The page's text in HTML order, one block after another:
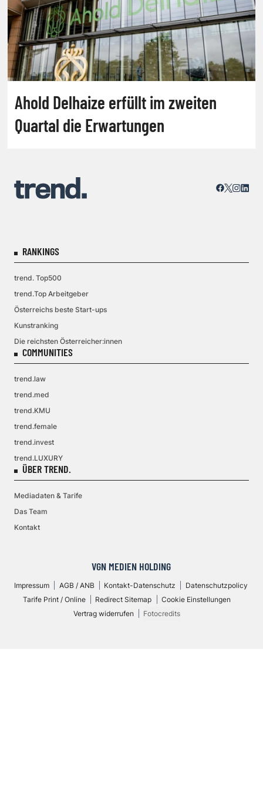
Ahold Delhaize erfüllt im zweiten
Quartal die Erwartungen
RANKINGS
trend. Top500
trend.Top Arbeitgeber
Österreichs beste Start-ups
Kunstranking
Die reichsten Österreicher:innen
COMMUNITIES
trend.law
trend.med
trend.KMU
trend.female
trend.invest
trend.LUXURY
ÜBER TREND.
Mediadaten & Tarife
Das Team
Kontakt
VGN MEDIEN HOLDING
Impressum AGB / ANB Kontakt-Datenschutz
Datenschutzpolicy
Tarife Print / Online
Redirect Sitemap
Cookie Einstellungen
Vertrag widerrufen
Fotocredits